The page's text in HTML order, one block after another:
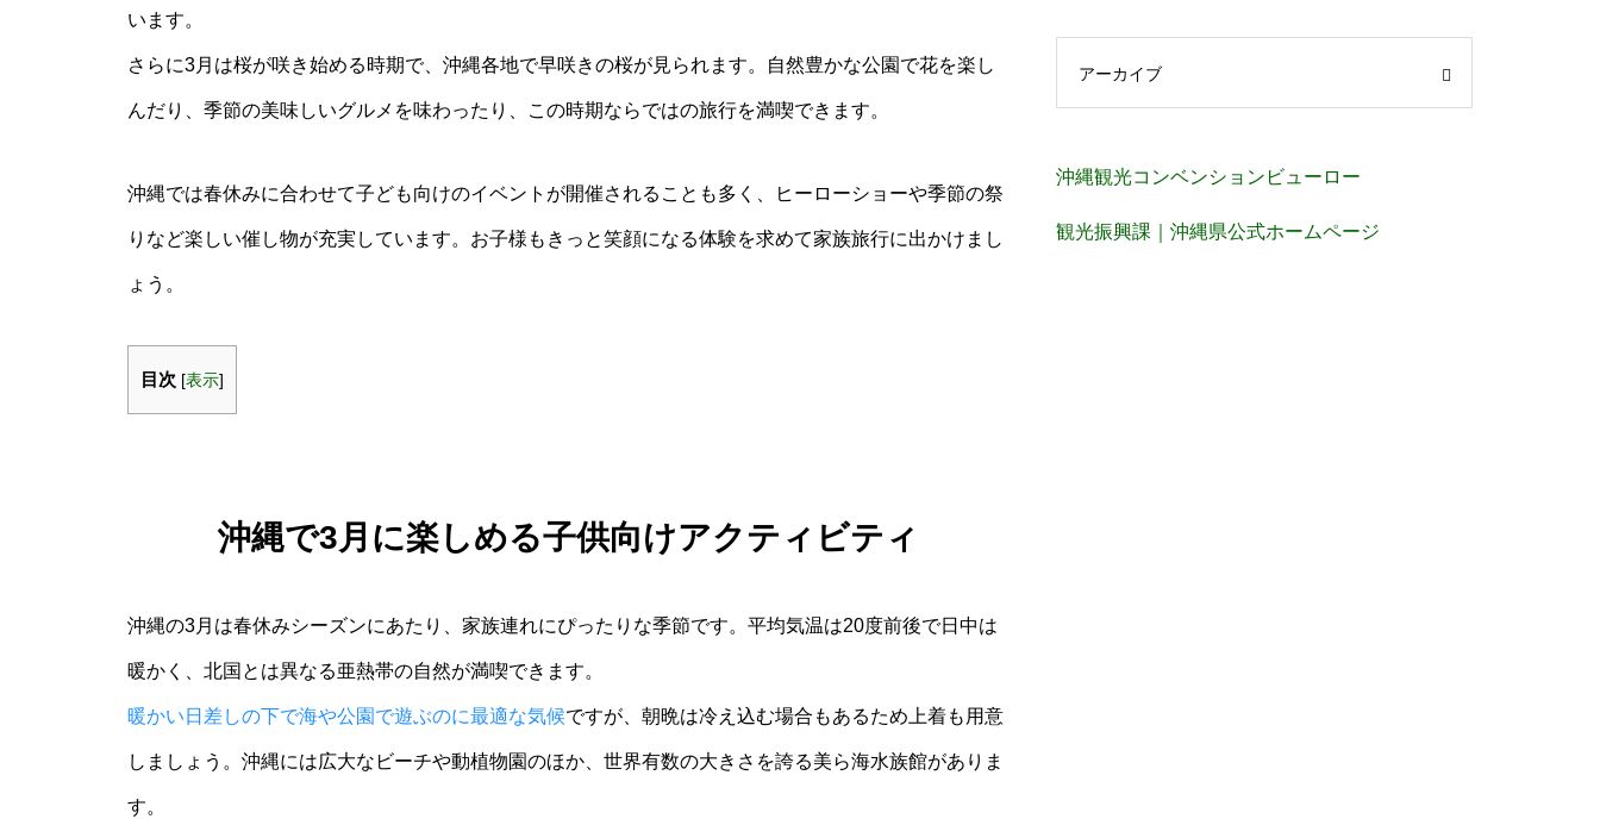
います。
さらに3月は桜が咲き始める時期で、沖縄各地で早咲きの桜が見られます。自然豊かな公園で花を楽し
んだり、季節の美味しいグルメを味わったり、この時期ならではの旅行を満喫できます。
沖縄では春休みに合わせて子ども向けのイベントが開催されることも多く、ヒーローショーや季節の祭
りなど楽しい催し物が充実しています。お子様もきっと笑顔になる体験を求めて家族旅行に出かけまし
ょう。
目次 [表示]
沖縄で3月に楽しめる子供向けアクティビティ
沖縄の3月は春休みシーズンにあたり、家族連れにぴったりな季節です。平均気温は20度前後で日中は
暖かく、北国とは異なる亜熱帯の自然が満喫できます。
暖かい日差しの下で海や公園で遊ぶのに最適な気候ですが、朝晩は冷え込む場合もあるため上着も用意
しましょう。沖縄には広大なビーチや動植物園のほか、世界有数の大きさを誇る美ら海水族館がありま
す。
アーカイブ
沖縄観光コンベンションビューロー
観光振興課｜沖縄県公式ホームページ